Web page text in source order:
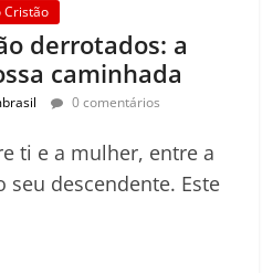
Cristão
derrotados: a
caminhada
0 comentários
ti e a mulher, entre a
seu descendente. Este